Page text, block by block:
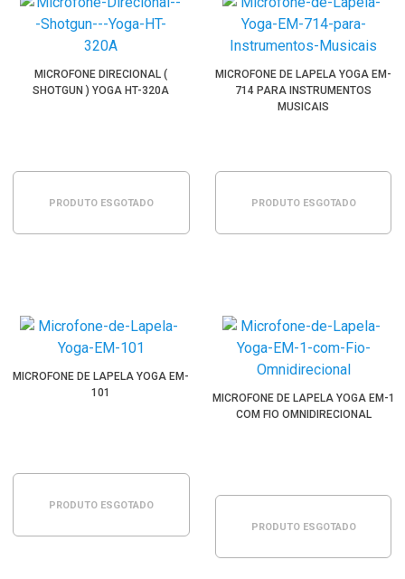
MICROFONE DIRECIONAL (
SHOTGUN ) YOGA HT-320A
PRODUTO ESGOTADO
MICROFONE DE LAPELA YOGA EM-
714 PARA INSTRUMENTOS
MUSICAIS
PRODUTO ESGOTADO
MICROFONE DE LAPELA YOGA EM-
101
PRODUTO ESGOTADO
MICROFONE DE LAPELA YOGA EM-1
COM FIO OMNIDIRECIONAL
PRODUTO ESGOTADO